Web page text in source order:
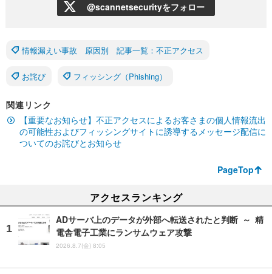
@scannetsecurityをフォロー
情報漏えい事故 原因別 記事一覧：不正アクセス
お詫び フィッシング（Phishing）
関連リンク
【重要なお知らせ】不正アクセスによるお客さまの個人情報流出
の可能性およびフィッシングサイトに誘導するメッセージ配信に
ついてのお詫びとお知らせ
PageTop
アクセスランキング
ADサーバ上のデータが外部へ転送されたと判断 ～ 精
電舎電子工業にランサムウェア攻撃
2026.8.7(金) 8:05